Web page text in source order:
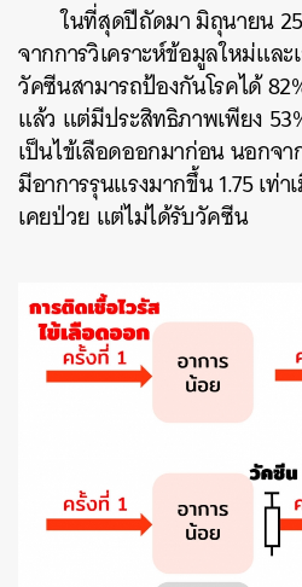
ในที่สุดปีถัดมา มิถุนายน
จากการวิเคราะห์ข้อมูลใหม่แล
วัคซีนสามารถป้องกันโรคได้
แล้ว แต่มีประสิทธิภาพเพียง
เป็นไข้เลือดออกมาก่อน นอกจ
มีอาการรุนแรงมากขึ้น 1.75 เท่
เคยป่วย แต่ไม่ได้รับวัคซีน
ค้นหา
SHARE TWEET